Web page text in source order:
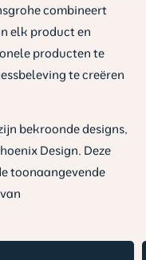
combineert
elk product en
producten te
te creëren
bekroonde designs,
Design. Deze
toonaangevende